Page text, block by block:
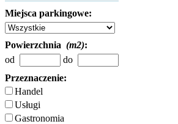
Miejsca parkingowe:
Powierzchnia (m2):
od
do
Przeznaczenie:
Handel
Usługi
Gastronomia